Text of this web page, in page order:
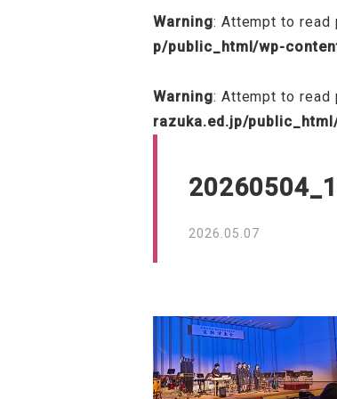
Warning: Attempt to read
p/public_html/wp-
Warning: Attempt to read
razuka.ed.jp/
2026.05.07